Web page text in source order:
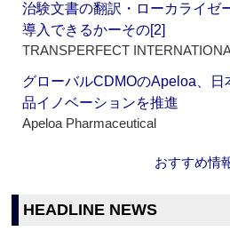
治験文書の翻訳・ローカライゼ
導入できるかーその[2]
TRANSPERFECT
グローバルCDMOのApeloa、
品イノベーションを推進
Apeloa Pharmaceutical
おすすめ情
HEADLINE NEWS